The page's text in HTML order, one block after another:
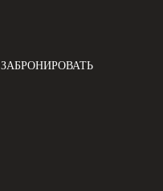
ЗАБРОНИРОВАТЬ